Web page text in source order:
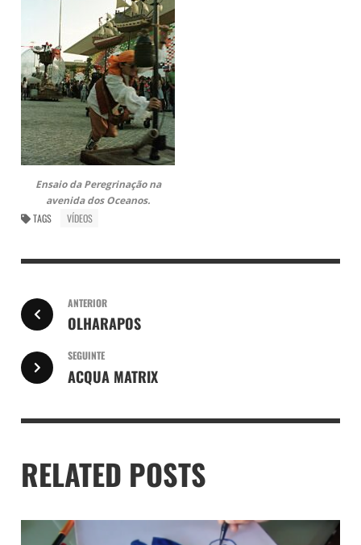
Ensaio da Peregrinação na
avenida dos Oceanos.
TAGS
VÍDEOS
ANTERIOR
OLHARAPOS
SEGUINTE
ACQUA MATRIX
RELATED POSTS